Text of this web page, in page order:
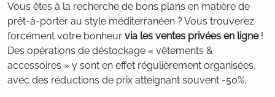
Vous êtes à la recherche de bons plans en matière de
prêt-à-porter au style méditerranéen ? Vous trouverez
forcément votre bonheur via les ventes privées en ligne!
Des opérations de déstockage « vêtements &
accessoires » y sont en effet régulièrement organisées,
avec des réductions de prix atteignant souvent -50%.